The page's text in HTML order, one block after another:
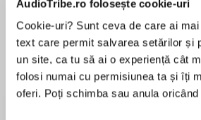
AudioTribe.ro folosește cookie-uri
Cookie-uri? Sunt ceva de care ai
text care permit salvarea setărilor și
un site, ca tu să ai o experiență cât
folosi numai cu permisiunea ta și îți
oferi. Poți schimba sau anula
Desprecarte
‘Perfect winter
bestselling author Sarah Morgan